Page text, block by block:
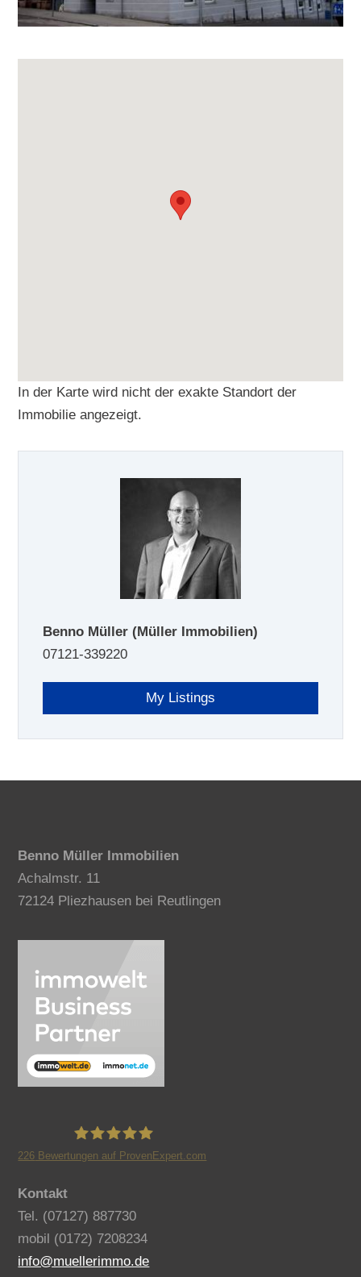
In der Karte wird nicht der exakte Standort der
Immobilie angezeigt.
Benno Müller(Müller Immobilien)
07121-339220
My Listings
Benno Müller Immobilien
Achalmstr. 11
72124 Pliezhausen bei Reutlingen
226 Bewertungen auf ProvenExpert.com
Kontakt
Tel. (07127) 887730
mobil (0172) 7208234
info@muellerimmo.de